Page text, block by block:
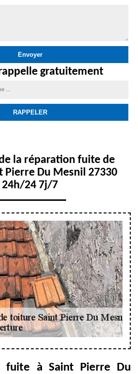
gratuitement
la réparation fuite de
Pierre Du Mesnil 27330
24h/24 7j/7
fuite à Saint Pierre Du